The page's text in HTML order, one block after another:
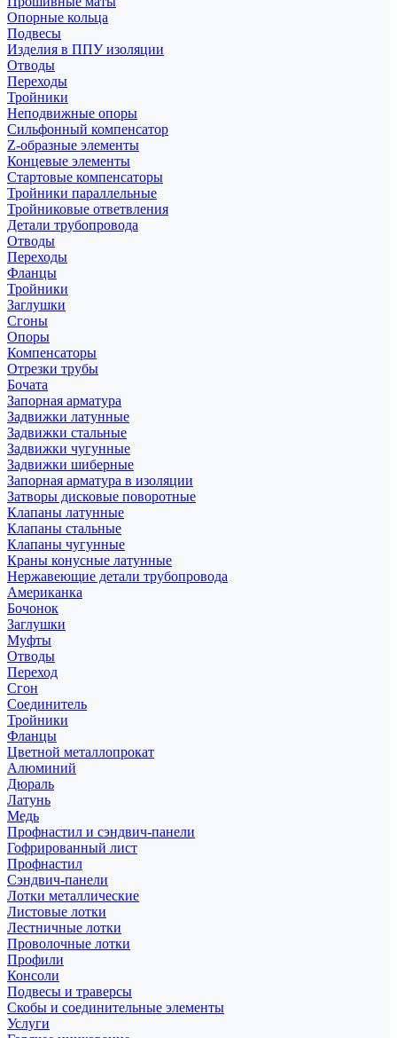
Опорные кольца
Подвесы
Изделия в ППУ изоляции
Отводы
Переходы
Тройники
Неподвижные опоры
Cильфонный компенсатор
Z-образные элементы
Концевые элементы
Стартовые компенсаторы
Тройники параллельные
Тройниковые ответвления
Детали трубопровода
Отводы
Переходы
Фланцы
Тройники
Заглушки
Сгоны
Опоры
Компенсаторы
Отрезки трубы
Бочата
Запорная арматура
Задвижки латунные
Задвижки стальные
Задвижки чугунные
Задвижки шиберные
Запорная арматура в изоляции
Затворы дисковые поворотные
Клапаны латунные
Клапаны стальные
Клапаны чугунные
Краны конусные латунные
Нержавеющие детали трубопровода
Американка
Бочонок
Заглушки
Муфты
Отводы
Переход
Сгон
Соединитель
Тройники
Фланцы
Цветной металлопрокат
Алюминий
Дюраль
Латунь
Медь
Профнастил и сэндвич-панели
Гофрированный лист
Профнастил
Сэндвич-панели
Лотки металлические
Листовые лотки
Лестничные лотки
Проволочные лотки
Профили
Консоли
Подвесы и траверсы
Скобы и соединительные элементы
Услуги